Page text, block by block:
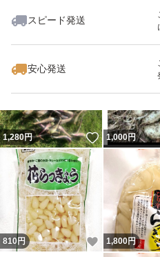
スピード発送
安心発送
1,280円 いいね！
1,000円
810円 いいね！
1,800円